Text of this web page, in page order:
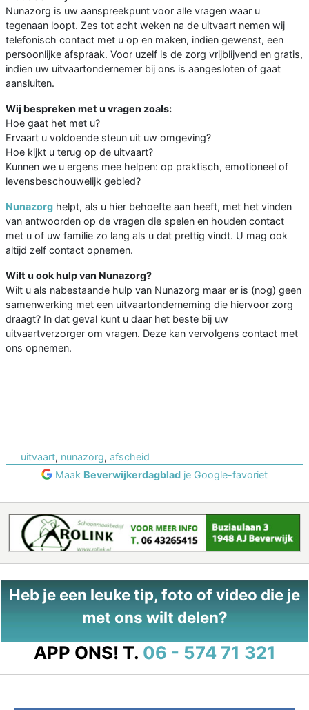
Nunazorg is uw aanspreekpunt voor alle vragen waar u
tegenaan loopt. Zes tot acht weken na de uitvaart nemen wij
telefonisch contact met u op en maken, indien gewenst, een
persoonlijke afspraak. Voor uzelf is de zorg vrijblijvend en gratis,
indien uw uitvaartondernemer bij ons is aangesloten of gaat
aansluiten.
Wij bespreken met u vragen zoals:
Hoe gaat het met u?
Ervaart u voldoende steun uit uw omgeving?
Hoe kijkt u terug op de uitvaart?
Kunnen we u ergens mee helpen: op praktisch, emotioneel of
levensbeschouwelijk gebied?
Nunazorg helpt, als u hier behoefte aan heeft, met het vinden
van antwoorden op de vragen die spelen en houden contact
met u of uw familie zo lang als u dat prettig vindt. U mag ook
altijd zelf contact opnemen.
Wilt u ook hulp van Nunazorg?
Wilt u als nabestaande hulp van Nunazorg maar er is (nog) geen
samenwerking met een uitvaartonderneming die hiervoor zorg
draagt? In dat geval kunt u daar het beste bij uw
uitvaartverzorger om vragen. Deze kan vervolgens contact met
ons opnemen.
uitvaart, nunazorg, afscheid
Maak Beverwijkerdagblad je Google-favoriet
Heb je een leuke tip, foto of video die je
met ons wilt delen?
APP ONS! T. 06 - 574 71 321